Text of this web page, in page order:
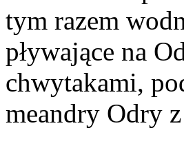
tym razem
pływające na
chwytakami,
meandry Odry